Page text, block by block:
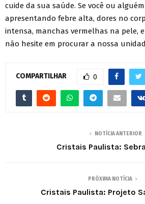
cuide da sua saúde. Se você ou
apresentando febre alta, dores no
intensa, manchas vermelhas na pele,
não hesite em procurar a nossa
COMPARTILHAR 0
NOTÍCIA ANTERIOR
Cristais Paulista:
PRÓXIMA NOTÍCIA
Cristais Paulista: Projeto